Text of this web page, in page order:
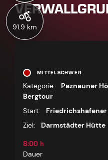
91.9 km
MITTELSCHWER
Kategorie:
Paznauner
Bergtour
Start:
Ziel:
Darmstädter Hütte
8:00 h
Dauer